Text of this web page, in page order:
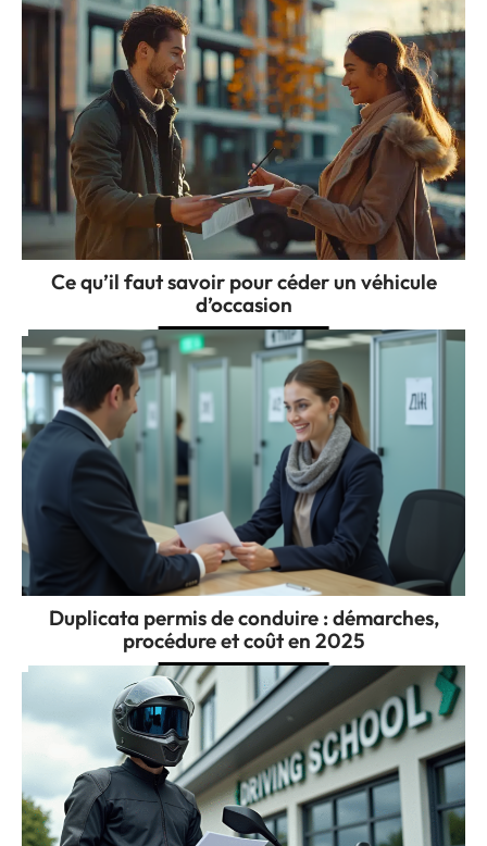
Ce qu’il faut savoir pour céder un véhicule
d’occasion
Duplicata permis de conduire : démarches,
procédure et coût en 2025